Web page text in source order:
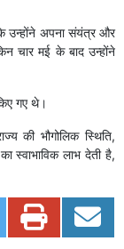
उन्होंने अपना संयंत्र और
चार मई के बाद उन्होंने
गए थे।
की भौगोलिक स्थिति,
स्वाभाविक लाभ देती है,